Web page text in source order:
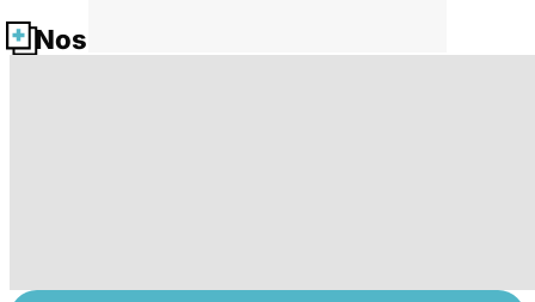
Nos fiches santé